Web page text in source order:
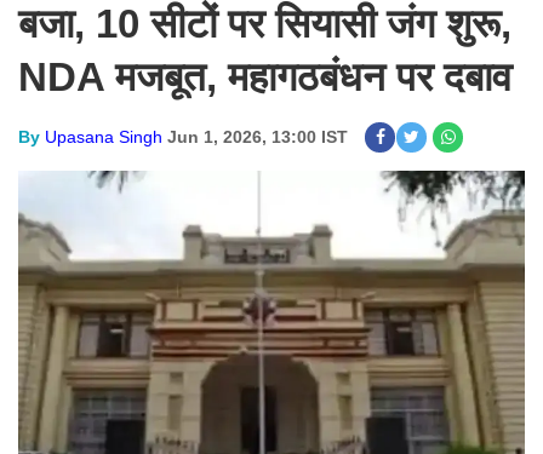
बजा, 10 सीटों पर सियासी जंग शुरू,
NDA मजबूत, महागठबंधन पर दबाव
By Upasana Singh Jun 1, 2026, 13:00 IST